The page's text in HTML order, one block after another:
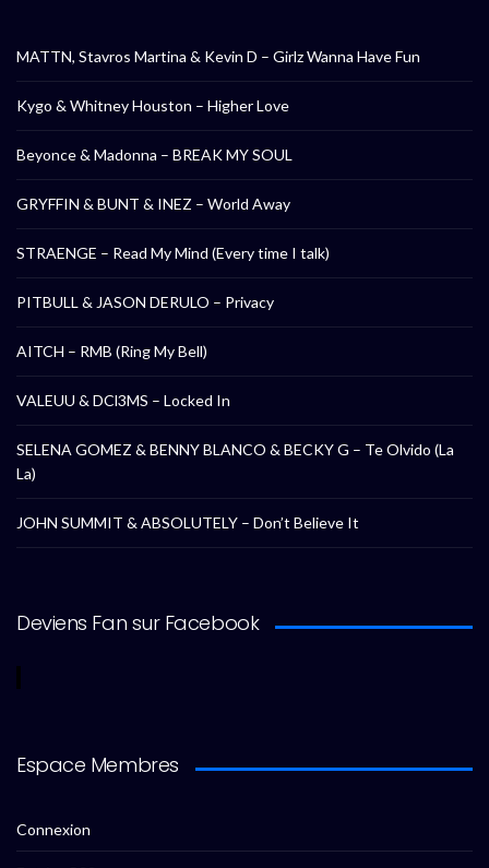
MATTN, Stavros Martina & Kevin D – Girlz Wanna Have Fun
Kygo & Whitney Houston – Higher Love
Beyonce & Madonna – BREAK MY SOUL
GRYFFIN & BUNT & INEZ – World Away
STRAENGE – Read My Mind (Every time I talk)
PITBULL & JASON DERULO – Privacy
AITCH – RMB (Ring My Bell)
VALEUU & DCl3MS – Locked In
SELENA GOMEZ & BENNY BLANCO & BECKY G – Te Olvido (La
La)
JOHN SUMMIT & ABSOLUTELY – Don’t Believe It
Deviens Fan sur Facebook
Espace Membres
Connexion